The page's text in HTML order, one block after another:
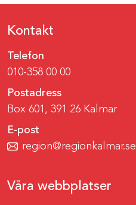
Kontakt
Telefon
010-358 00 00
Postadress
Box 601, 391 26 Kalmar
E-post
region@regionkalmar.se
Våra webbplatser